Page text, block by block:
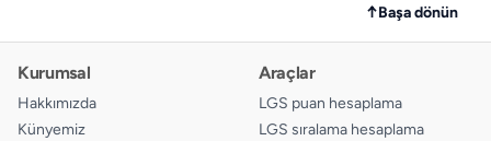
↑Başa dönün
Kurumsal
Hakkımızda
Künyemiz
Araçlar
LGS puan hesaplama
LGS sıralama hesaplama